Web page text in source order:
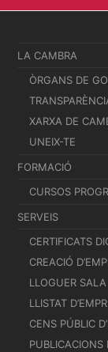
LA CAMBRA
ÒRGANS DE
XARXA DE
UNEIX-TE
FORMACIÓ
CURSOS
SERVEIS
CERTIFICATS
CREACIÓ
LLOGUER SALA
LLISTAT
CENS PÚBLIC
PUBLICACIONS